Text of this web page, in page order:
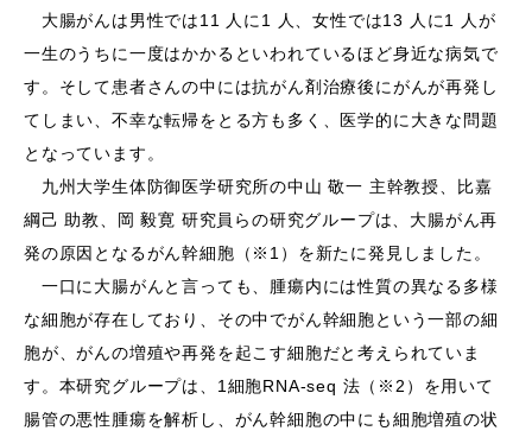
⼤腸がんは男性では11 ⼈に1 ⼈、⼥性では13 ⼈に1 ⼈が
⼀⽣のうちに⼀度はかかるといわれているほど⾝近な病気で
す。そして患者さんの中には抗がん剤治療後にがんが再発し
てしまい、不幸な転帰をとる⽅も多く、医学的に⼤きな問題
となっています。
九州⼤学⽣体防御医学研究所の中⼭ 敬⼀ 主幹教授、⽐嘉
綱⼰ 助教、岡 毅寛 研究員らの研究グループは、⼤腸がん再
発の原因となるがん幹細胞（※1）を新たに発⾒しました。
⼀⼝に⼤腸がんと⾔っても、腫瘍内には性質の異なる多様
な細胞が存在しており、その中でがん幹細胞という⼀部の細
胞が、がんの増殖や再発を起こす細胞だと考えられていま
す。本研究グループは、1細胞RNA-seq 法（※2）を⽤いて
腸管の悪性腫瘍を解析し、がん幹細胞の中にも細胞増殖の状